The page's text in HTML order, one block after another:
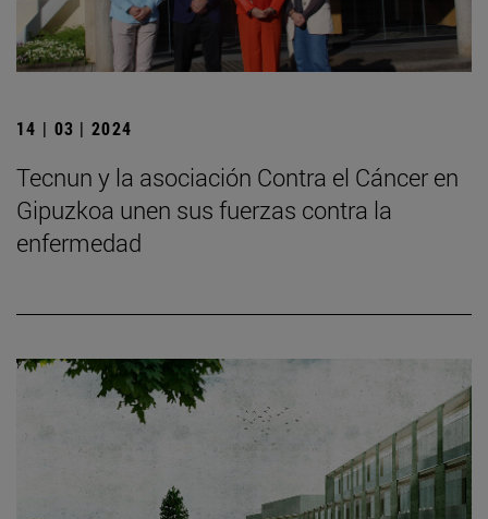
14 | 03 | 2024
Tecnun y la asociación Contra el Cáncer en
Gipuzkoa unen sus fuerzas contra la
enfermedad